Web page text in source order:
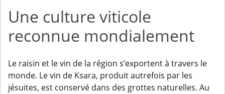
Une culture viticole
reconnue mondialement
Le raisin et le vin de la région s’exportent à travers le
monde. Le vin de Ksara, produit autrefois par les
jésuites, est conservé dans des grottes naturelles. Au